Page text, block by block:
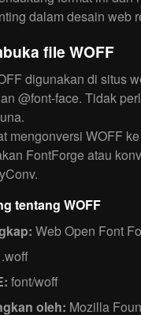
dalam desain web
file WOFF
digunakan di situs
@font-face. Tidak
mengonversi WOFF
FontForge atau
tentang WOFF
Web Open Font
.woff
font/woff
oleh: Mozilla